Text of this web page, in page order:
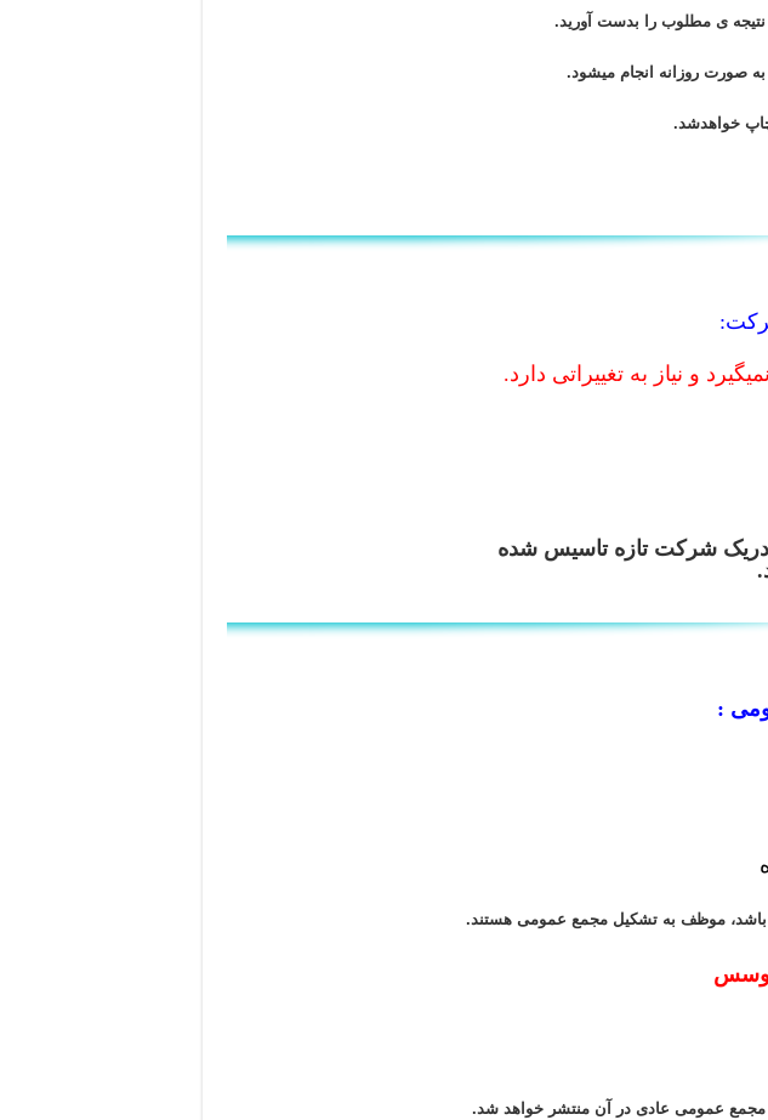
و نیاز به تغییراتی دارد.
دریک شرکت تازه تاسیس شده
:
باشد، موظف به تشکیل مجمع عمومی هستند.
مجمع عمومی عادی در آن منتشر خواهد شد.